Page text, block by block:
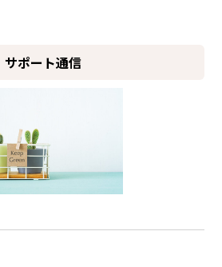
サポート通信